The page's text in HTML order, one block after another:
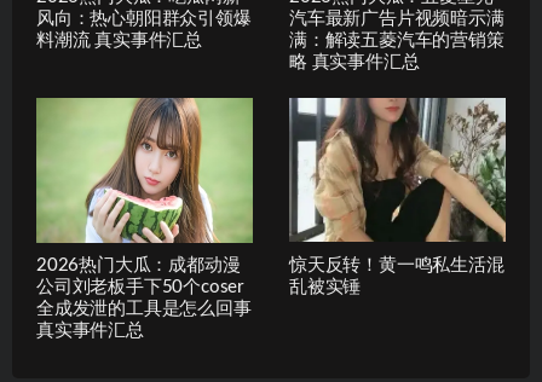
风向：热心朝阳群众引领爆
料潮流 真实事件汇总
汽车最新广告片视频暗示满
满：解读五菱汽车的营销策
略 真实事件汇总
2026热门大瓜：成都动漫
公司刘老板手下50个coser
全成发泄的工具是怎么回事
真实事件汇总
惊天反转！黄一鸣私生活混
乱被实锤